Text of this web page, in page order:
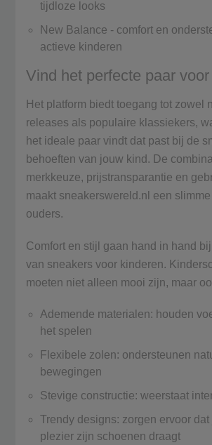
tijdloze looks
New Balance - comfort en
actieve kinderen
Vind het perfecte paar
Het platform biedt toegang tot zowel
releases als populaire klassiekers,
het ideale paar vindt dat past bij de
behoeften van jouw kind. De
merkkeuze, prijstransparantie en
maakt sneakerswereld.nl een
ouders.
Comfort en stijl gaan hand in hand
van sneakers voor kinderen.
moeten niet alleen mooi zijn, maar
Ademende materialen: houden
het spelen
Flexibele zolen: ondersteunen
bewegingen
Stevige constructie: weerstaat
Trendy designs: zorgen ervoor
plezier zijn schoenen draagt